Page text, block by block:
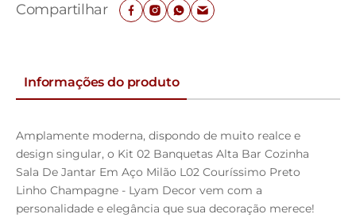
Compartilhar
Informações do produto
Amplamente moderna, dispondo de muito realce e
design singular, o Kit 02 Banquetas Alta Bar Cozinha
Sala De Jantar Em Aço Milão L02 Couríssimo Preto
Linho Champagne - Lyam Decor vem com a
personalidade e elegância que sua decoração merece!